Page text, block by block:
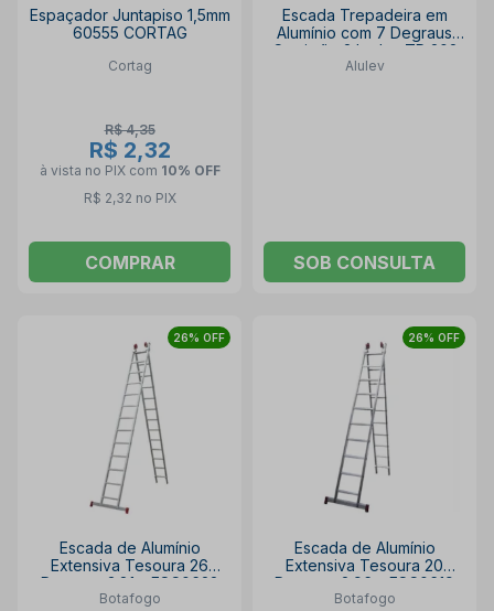
Espaçador Juntapiso 1,5mm
60555 CORTAG
Cortag
R$ 4,35
R$ 2,32
à vista no PIX com 10% OFF
R$ 2,32 no PIX
COMPRAR
Escada Trepadeira em
Alumínio com 7 Degraus
Corrimão 2 Lados TR 202
ALULEV
Alulev
SOB CONSULTA
26% OFF
Escada de Alumínio
Extensiva Tesoura 26
Degraus 3.81m ESC0622
BOTAFOGO
Botafogo
26% OFF
Escada de Alumínio
Extensiva Tesoura 20
Degraus 2.96m ESC0619
BOTAFOGO
Botafogo